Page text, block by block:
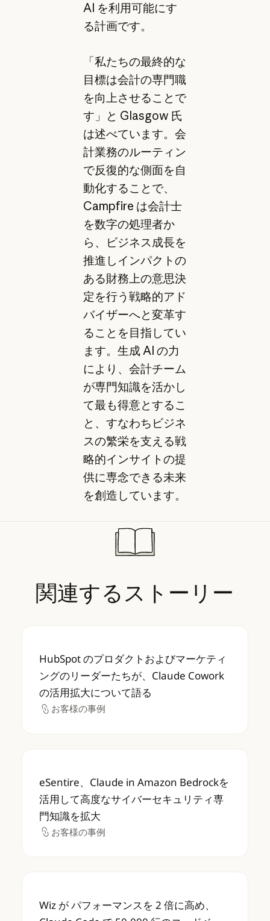
AI を利用可能にす
る計画です。
「私たちの最終的な
目標は会計の専門職
を向上させることで
す」と Glasgow 氏
は述べています。会
計業務のルーティン
で反復的な側面を自
動化することで、
Campfire は会計士
を数字の処理者か
ら、ビジネス成長を
推進しインパクトの
ある財務上の意思決
定を行う戦略的アド
バイザーへと変革す
ることを目指してい
ます。生成 AI の力
により、会計チーム
が専門知識を活かし
て最も得意とするこ
と、すなわちビジネ
スの繁栄を支える戦
略的インサイトの提
供に専念できる未来
を創造しています。
関連するストーリー
HubSpot のプロダクトおよびマーケティ
HubSpot のプロダクトおよびマーケティ
ングのリーダーたちが、Claude Cowork
の活用拡大について語る
お客様の事例
お客様の事例
eSentire、Claude in Amazon Bedrockを
eSentire、Claude in Amazon Bedrockを
活用して高度なサイバーセキュリティ専
門知識を拡大
お客様の事例
お客様の事例
Wiz が パフォーマンスを 2 倍に高め、
Wiz が パフォーマンスを 2 倍に高め、